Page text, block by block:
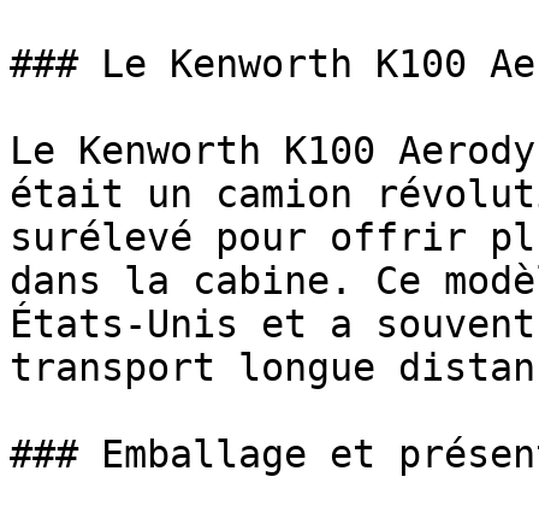
### Le Kenworth K100
Le Kenworth K100
était un camion
surélevé pour offrir
dans la cabine. Ce
États-Unis et a
transport longue
### Emballage et